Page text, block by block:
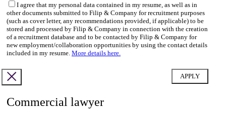
I agree that my personal data contained in my resume, as well as in
other documents submitted to Filip & Company for recruitment purposes
(such as cover letter, any recommendations provided, if applicable) to be
stored and processed by Filip & Company in connection with the creation
of a recruitment database and to be contacted by Filip & Company for
new employment/collaboration opportunities by using the contact details
included in my resume. More details here.
Commercial lawyer